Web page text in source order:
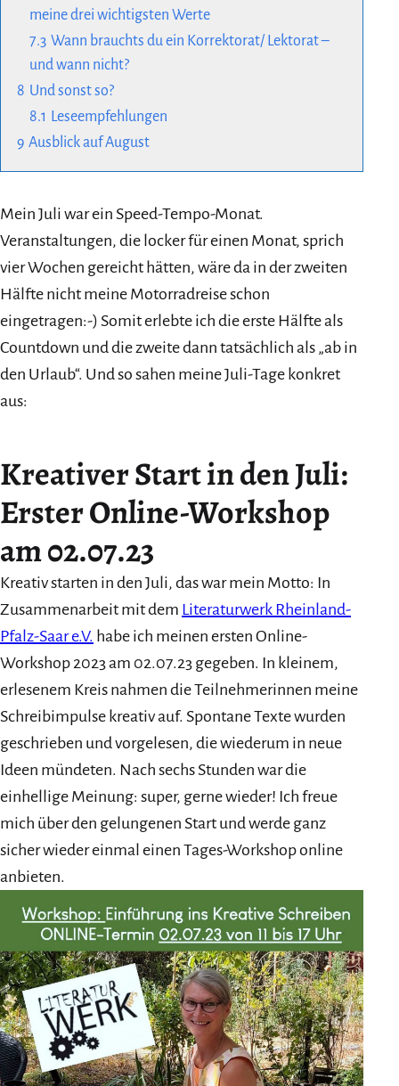
meine drei wichtigsten Werte
7.3 Wann brauchts du ein Korrektorat/ Lektorat –
und wann nicht?
8 Und sonst so?
8.1
Leseempfehlungen
9 Ausblick auf August
Mein Juli war ein Speed-Tempo-Monat.
Veranstaltungen, die locker für einen Monat, sprich
vier Wochen gereicht hätten, wäre da in der zweiten
Hälfte nicht meine Motorradreise schon
eingetragen:-) Somit erlebte ich die erste Hälfte als
Countdown und die zweite dann tatsächlich als „ab in
den Urlaub“. Und so sahen meine Juli-Tage konkret
aus:
Kreativer Start in den Juli:
Erster Online-Workshop
am 02.07.23
Kreativ starten in den Juli, das war mein Motto: In
Zusammenarbeit mit dem Literaturwerk Rheinland-
Pfalz-Saar e.V. habe ich meinen ersten Online-
Workshop 2023 am 02.07.23 gegeben. In kleinem,
erlesenem Kreis nahmen die Teilnehmerinnen meine
Schreibimpulse kreativ auf. Spontane Texte wurden
geschrieben und vorgelesen, die wiederum in neue
Ideen mündeten. Nach sechs Stunden war die
einhellige Meinung: super, gerne wieder! Ich freue
mich über den gelungenen Start und werde ganz
sicher wieder einmal einen Tages-Workshop online
anbieten.